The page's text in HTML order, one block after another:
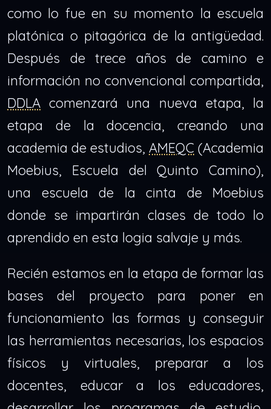
como lo fue en su momento la escuela
platónica o pitagórica de la antigüedad.
Después de trece años de camino e
información no convencional compartida,
DDLA comenzará una nueva etapa, la
etapa de la docencia, creando una
academia de estudios, AMEQC (Academia
Moebius, Escuela del Quinto Camino),
una escuela de la cinta de Moebius
donde se impartirán clases de todo lo
aprendido en esta logia salvaje y más.
Recién estamos en la etapa de formar las
bases del proyecto para poner en
funcionamiento las formas y conseguir
las herramientas necesarias, los espacios
físicos y virtuales, preparar a los
docentes, educar a los educadores,